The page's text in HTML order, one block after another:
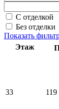
С отделкой
Без отделки
Показать
Этаж
33 119